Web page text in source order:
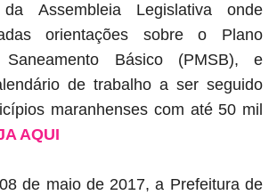
da Assembleia Legislativa onde
orientações sobre o Plano
Básico (PMSB), e
de trabalho a ser seguido
maranhenses com até 50 mil
AQUI
de maio de 2017, a Prefeitura de